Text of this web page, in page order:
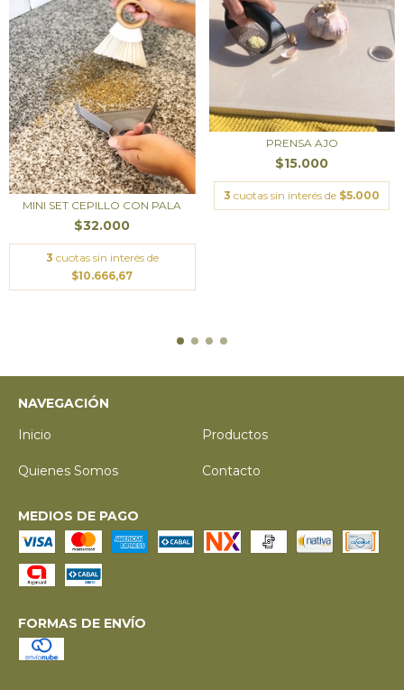
MINI SET CEPILLO CON PALA
$32.000
3 cuotas sin interés de
$10.666,67
PRENSA AJO
$15.000
3 cuotas sin interés de $5.000
NAVEGACIÓN
Inicio
Productos
Quienes Somos Contacto
MEDIOS DE PAGO
FORMAS DE ENVÍO